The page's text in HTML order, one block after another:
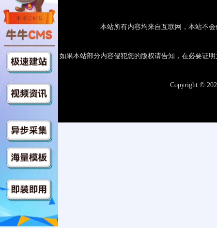
本站所有内容均来自互联网，本站不
如果本站部分内容侵犯您的版权请告知，在必要证
Copyright ©